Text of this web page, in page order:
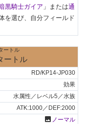
黒騎士ガイア 」または通
を選び、自分フィールド
ートル
ートル
RD/KP14-JP030
効果
水属性／レベル5／水族
ATK:1000／DEF:2000
photo ノーマル